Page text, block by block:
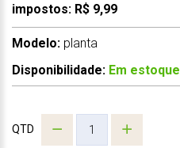
impostos: R$ 9,99
Modelo: planta
Disponibilidade: Em estoque
QTD